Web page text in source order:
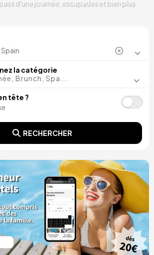
d'une journée, escapades et bien plus
la catégorie
Brunch, Spa...
tête ?
RECHERCHER